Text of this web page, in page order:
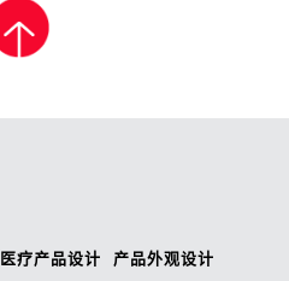
医疗产品设计 产品外观设计